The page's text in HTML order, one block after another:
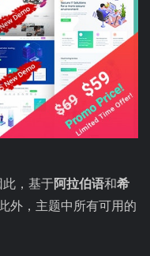
，基于阿拉伯语和希
外，主题中所有可用的